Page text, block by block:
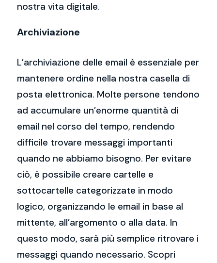
nostra vita digitale.
Archiviazione
L’archiviazione delle email è essenziale per
mantenere ordine nella nostra casella di
posta elettronica. Molte persone tendono
ad accumulare un’enorme quantità di
email nel corso del tempo, rendendo
difficile trovare messaggi importanti
quando ne abbiamo bisogno. Per evitare
ciò, è possibile creare cartelle e
sottocartelle categorizzate in modo
logico, organizzando le email in base al
mittente, all’argomento o alla data. In
questo modo, sarà più semplice ritrovare i
messaggi quando necessario. Scopri